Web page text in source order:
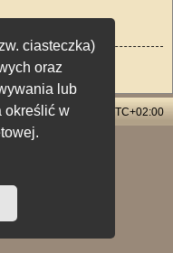
ciasteczka)
oraz
lub
określić w
Strefa czasowa UTC+02:00
Limited